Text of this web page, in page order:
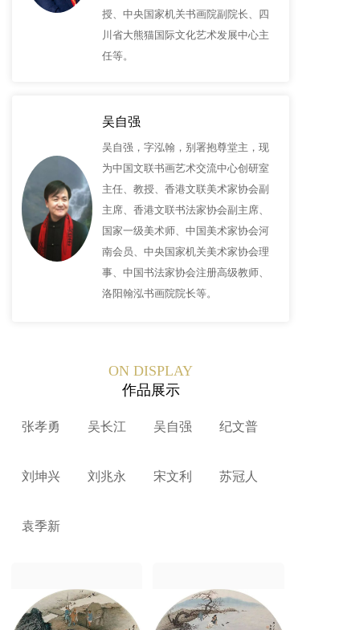
授、中央国家机关书画院副院长、四
川省大熊猫国际文化艺术发展中心主
任等。
吴自强
吴自强，字泓翰，别署抱尊堂主，现
为中国文联书画艺术交流中心创研室
主任、教授、香港文联美术家协会副
主席、香港文联书法家协会副主席、
国家一级美术师、中国美术家协会河
南会员、中央国家机关美术家协会理
事、中国书法家协会注册高级教师、
洛阳翰泓书画院院长等。
ON DISPLAY
作品展示
张孝勇 吴长江 吴自强 纪文普
刘坤兴 刘兆永 宋文利 苏冠人
袁季新